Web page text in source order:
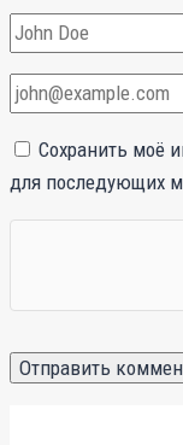
Сохранить моё
для последующих